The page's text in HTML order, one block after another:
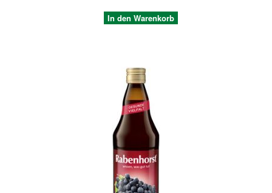
In den Warenkorb